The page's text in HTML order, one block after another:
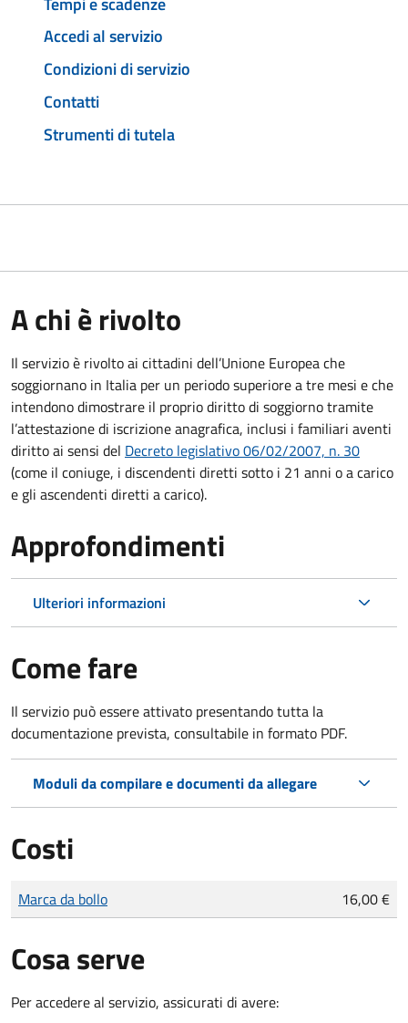
Accedi al servizio
Condizioni di servizio
Contatti
Strumenti di tutela
A chi è rivolto
Il servizio è rivolto ai cittadini dell’Unione Europea che
soggiornano in Italia per un periodo superiore a tre mesi e che
intendono dimostrare il proprio diritto di soggiorno tramite
l’attestazione di iscrizione anagrafica, inclusi i familiari aventi
diritto ai sensi del Decreto legislativo 06/02/2007, n. 30
(come il coniuge, i discendenti diretti sotto i 21 anni o a carico
e gli ascendenti diretti a carico).
Approfondimenti
Ulteriori informazioni
Come fare
Il servizio può essere attivato presentando tutta la
documentazione prevista, consultabile in formato PDF.
Moduli da compilare e documenti da allegare
Costi
Tipo di pagamento
Importo
Marca da bollo 16,00 €
Cosa serve
Per accedere al servizio, assicurati di avere: